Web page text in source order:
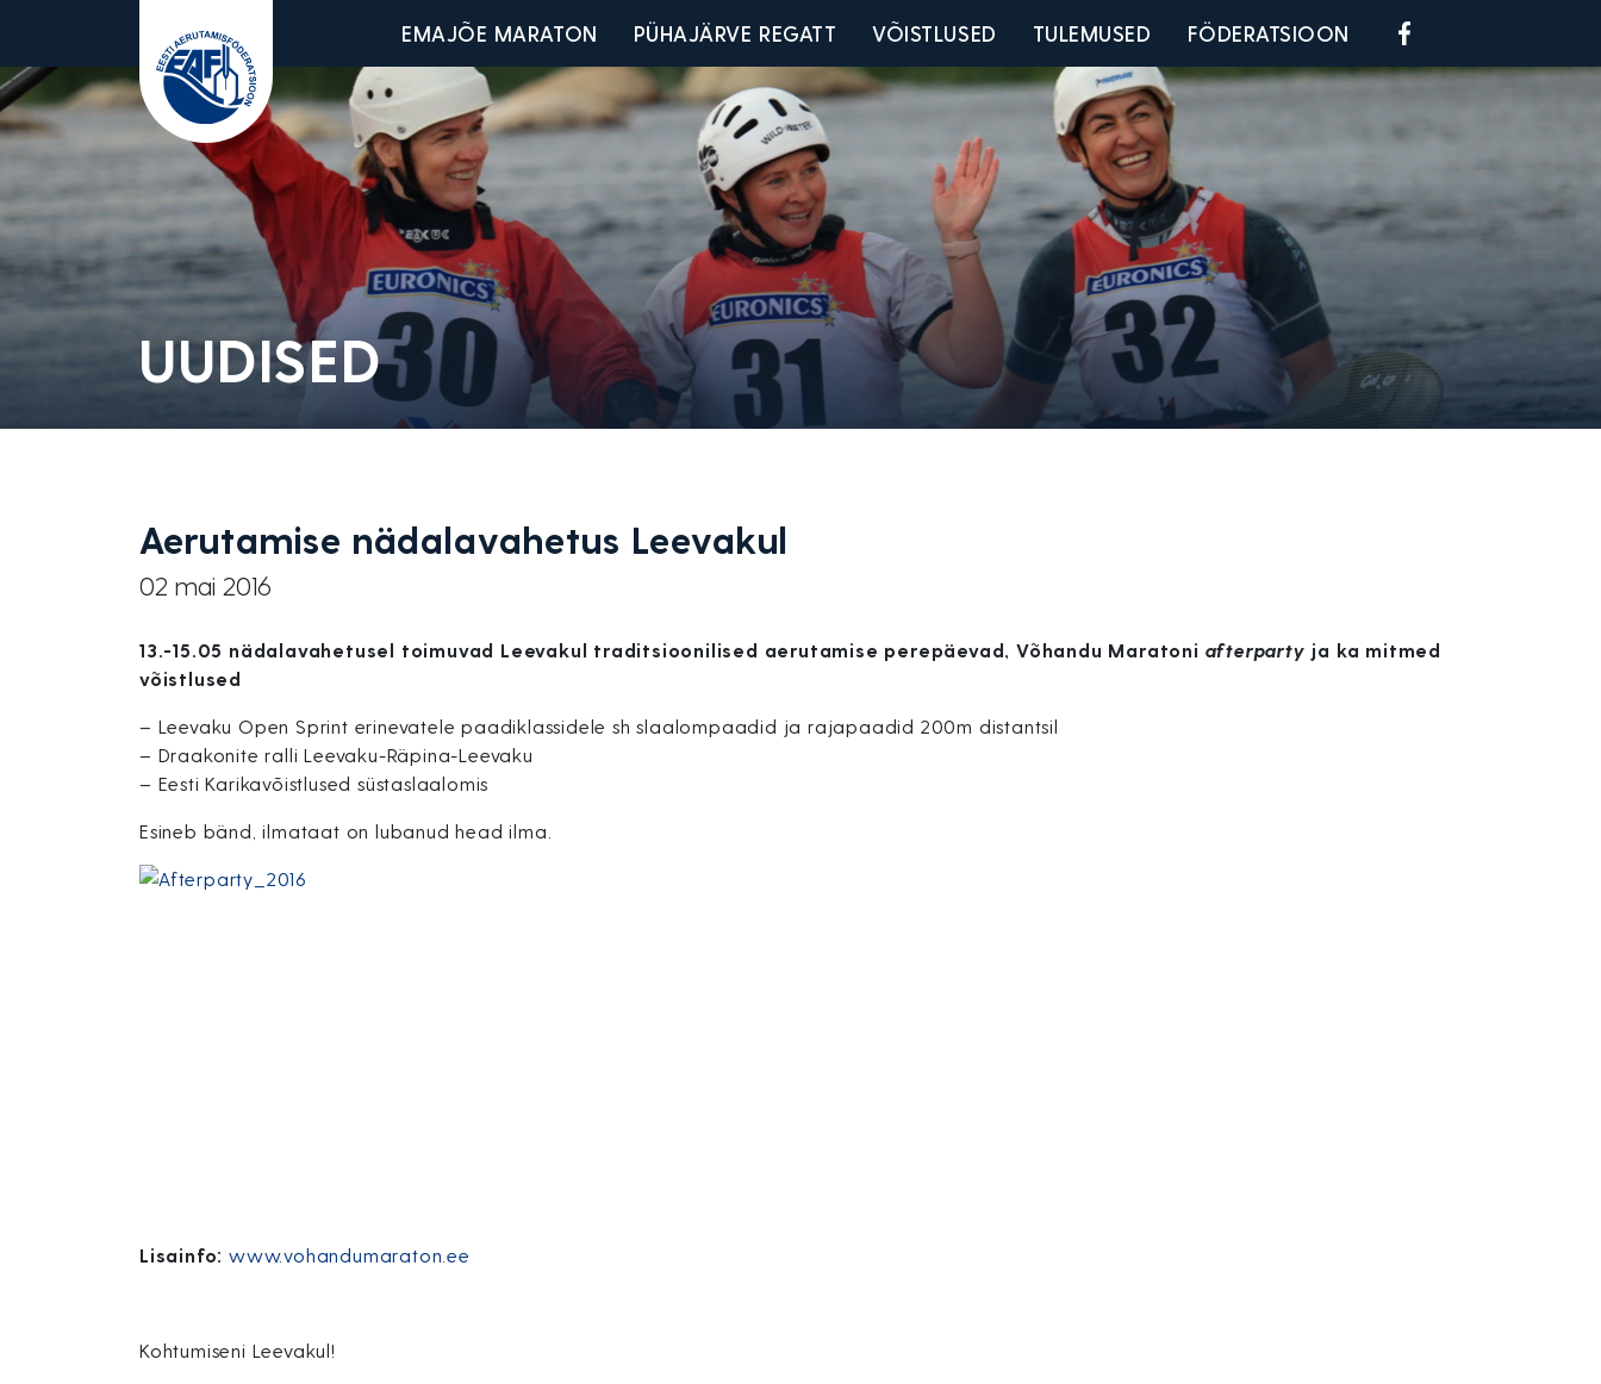
Eesti Aerutamisföderatsioon
Main menu
EMAJÕE MARATON PÜHAJÄRVE REGATT VÕISTLUSED TULEMUSED FÖDERATSIOON Social menu
UUDISED
Aerutamise nädalavahetus Leevakul
02 mai 2016
13.-15.05 nädalavahetusel toimuvad Leevakul traditsioonilised aerutamise perepäevad, Võhandu Maratoni afterparty ja ka mitmed
võistlused
– Leevaku Open Sprint erinevatele paadiklassidele sh slaalompaadid ja rajapaadid 200m distantsil
– Draakonite ralli Leevaku-Räpina-Leevaku
– Eesti Karikavõistlused süstaslaalomis
Esineb bänd, ilmataat on lubanud head ilma.
Lisainfo: www.vohandumaraton.ee
Kohtumiseni Leevakul!